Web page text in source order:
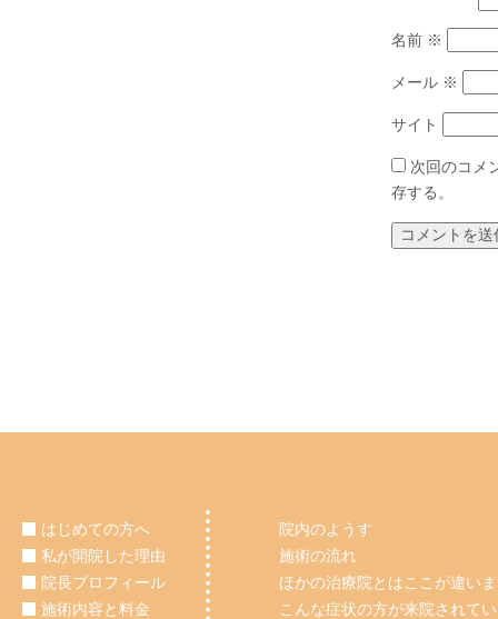
名前 ※
メール ※
サイト
次回のコメ
存する。
はじめての方へ
私が開院した理由
院長プロフィール
施術内容と料金
院内のようす
施術の流れ
ほかの治療院とはここが違い
こんな症状の方が来院されて